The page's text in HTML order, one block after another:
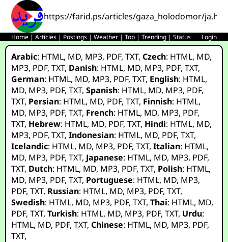
https://farid.ps/articles/gaza_holodomor/
Home |Articles | Postings |Weather |Top |Trending |Status Login
Arabic: HTML, MD, MP3, PDF,TXT,Czech: HTML, MD,
MP3, PDF,TXT, Danish: HTML, MD, MP3, PDF,TXT,
German: HTML, MD, MP3, PDF,TXT, English: HTML,
MD, MP3, PDF,TXT,Spanish: HTML, MD, MP3, PDF,
TXT, Persian: HTML, MD, PDF,TXT, Finnish: HTML,
MD, MP3, PDF,TXT, French: HTML, MD, MP3, PDF,
TXT, Hebrew: HTML, MD, PDF,TXT, Hindi: HTML, MD,
MP3, PDF,TXT,Indonesian: HTML, MD, PDF,TXT,
Icelandic: HTML, MD, MP3, PDF,TXT,Italian: HTML,
MD, MP3, PDF,TXT, Japanese: HTML, MD, MP3, PDF,
TXT, Dutch: HTML, MD, MP3, PDF,TXT, Polish: HTML,
MD, MP3, PDF,TXT, Portuguese: HTML, MD, MP3,
PDF,TXT, Russian: HTML, MD, MP3, PDF,TXT,
Swedish: HTML, MD, MP3, PDF,TXT,Thai: HTML, MD,
PDF,TXT,Turkish: HTML, MD, MP3, PDF,TXT, Urdu:
HTML, MD, PDF,TXT,Chinese: HTML, MD, MP3, PDF,
TXT,